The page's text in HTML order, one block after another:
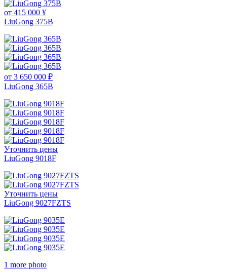
от 415 000 ¥
LiuGong 375B
от 3 650 000 ₽
LiuGong 365B
Уточнить цены
LiuGong 9018F
Уточнить цены
LiuGong 9027FZTS
1 more photo